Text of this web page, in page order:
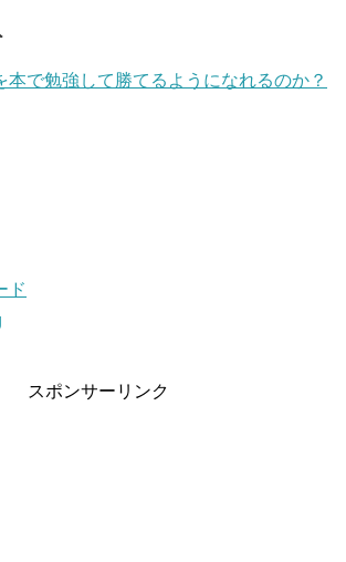
本で勉強して勝てるようになれるのか？
ド
スポンサーリンク